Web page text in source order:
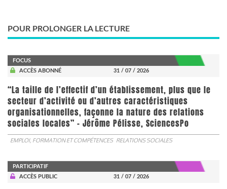
POUR PROLONGER LA LECTURE
FOCUS
ACCÈS ABONNÉ
31 / 07 / 2026
“La taille de l’effectif d’un établissement, plus que le
secteur d’activité ou d’autres caractéristiques
organisationnelles, façonne la nature des relations
sociales locales” - Jérôme Pélisse, SciencesPo
EMPLOI, FORMATION ET COMPÉTENCES RELATIONS SOCIALES
PARTICIPATIF
ACCÈS PUBLIC
31 / 07 / 2026